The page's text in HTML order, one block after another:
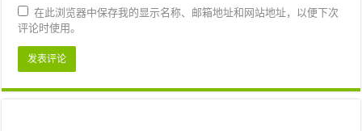
在此浏览器中保存我的显示名称、邮箱地址和网站地址，以便下次
评论时使用。